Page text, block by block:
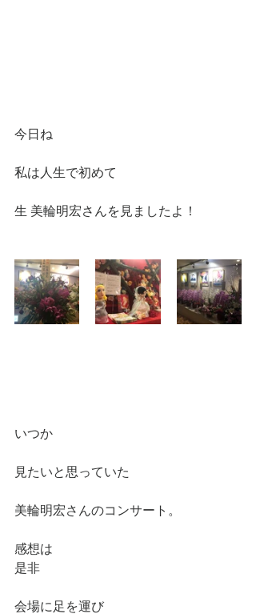
今日ね
私は人生で初めて
生 美輪明宏さんを見ましたよ！
いつか
見たいと思っていた
美輪明宏さんのコンサート。
感想は
是非
会場に足を運び